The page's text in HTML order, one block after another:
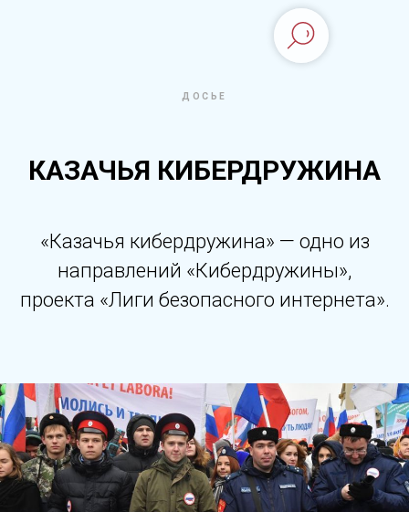
ДОСЬЕ
КАЗАЧЬЯ КИБЕРДРУЖИНА
«Казачья кибердружина» — одно из
направлений «Кибердружины»,
проекта «Лиги безопасного интернета».